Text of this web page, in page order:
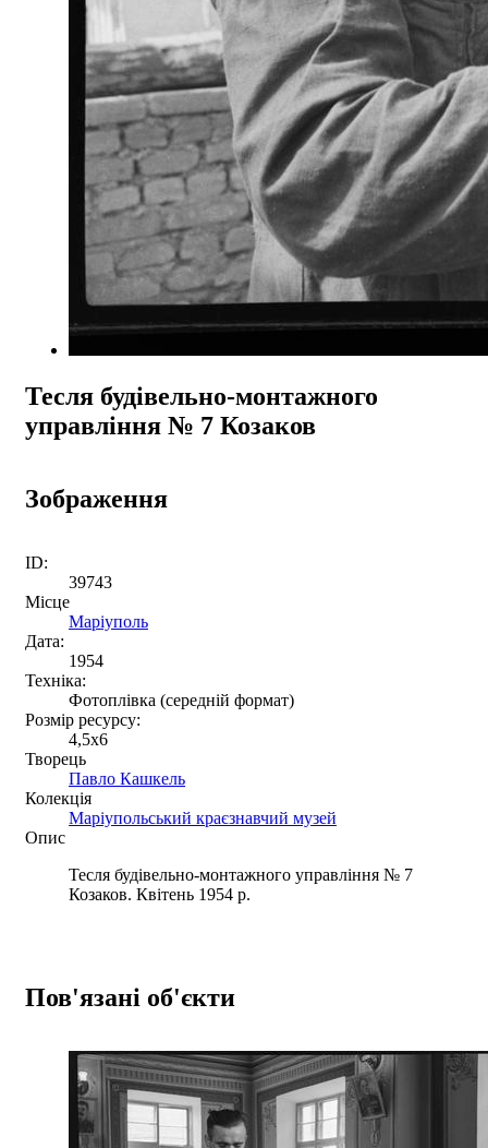
Тесля будівельно-монтажного
управління № 7 Козаков
Зображення
ID:
39743
Місце
Маріуполь
Дата:
1954
Техніка:
Фотоплівка (середній формат)
Розмір ресурсу:
4,5x6
Творець
Павло Кашкель
Колекція
Маріупольський краєзнавчий музей
Опис
Тесля будівельно-монтажного управління № 7
Козаков. Квітень 1954 р.
Пов'язані об'єкти